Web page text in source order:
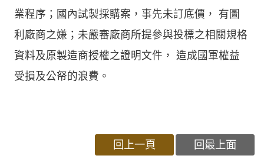
業程序；國內試製採購案，事先未訂底價， 有圖
利廠商之嫌；未嚴審廠商所提參與投標之相關規格
資料及原製造商授權之證明文件， 造成國軍權益
受損及公帑的浪費。
回上一頁 回最上面